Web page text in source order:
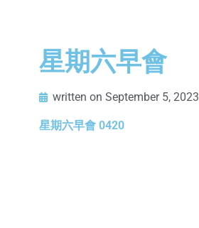
星期六早會
written on September 5, 2023
星期六早會 0420